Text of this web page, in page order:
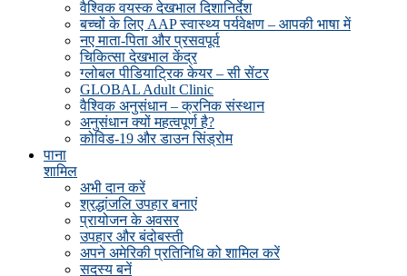
वैश्विक वयस्क देखभाल दिशानिर्देश
बच्चों के लिए AAP स्वास्थ्य पर्यवेक्षण – आपकी भाषा में
नए माता-पिता और प्रसवपूर्व
चिकित्सा देखभाल केंद्र
ग्लोबल पीडियाट्रिक केयर – सी सेंटर
GLOBAL Adult Clinic
वैश्विक अनुसंधान – क्रनिक संस्थान
अनुसंधान क्यों महत्वपूर्ण है?
कोविड-19 और डाउन सिंड्रोम
पाना
शामिल
अभी दान करें
श्रद्धांजलि उपहार बनाएं
प्रायोजन के अवसर
उपहार और बंदोबस्ती
अपने अमेरिकी प्रतिनिधि को शामिल करें
सदस्य बनें